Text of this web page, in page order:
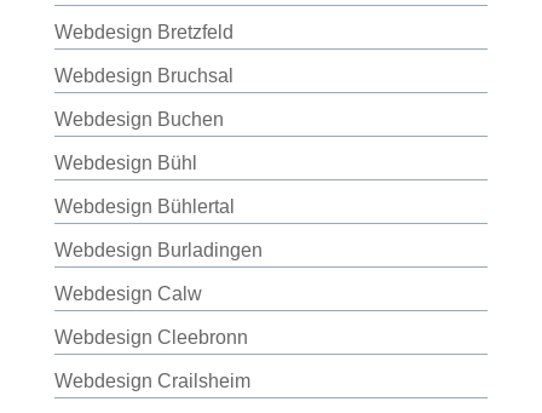
Webdesign Bretzfeld
Webdesign Bruchsal
Webdesign Buchen
Webdesign Bühl
Webdesign Bühlertal
Webdesign Burladingen
Webdesign Calw
Webdesign Cleebronn
Webdesign Crailsheim